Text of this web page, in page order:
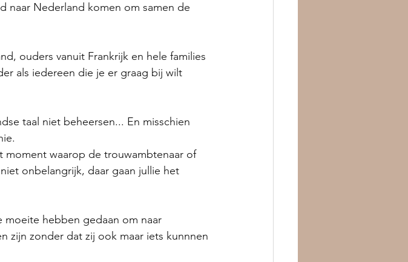
naar Nederland komen om samen de
ouders vanuit Frankrijk en hele families
als iedereen die je er graag bij wilt
taal niet beheersen... En misschien
waarop de trouwambtenaar of
onbelangrijk, daar gaan jullie het
hebben gedaan om naar
zijn zonder dat zij ook maar iets kunnnen